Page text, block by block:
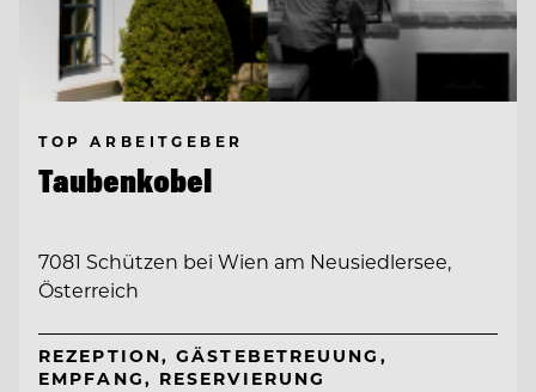
TOP ARBEITGEBER
Taubenkobel
7081 Schützen bei Wien am Neusiedlersee,
Österreich
REZEPTION, GÄSTEBETREUUNG,
EMPFANG, RESERVIERUNG